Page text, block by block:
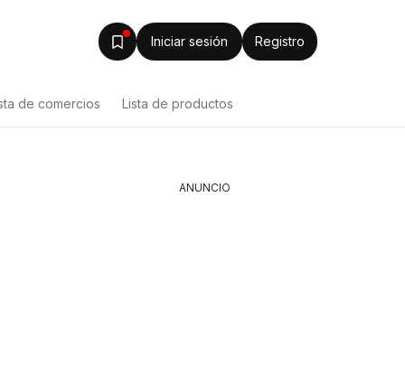
Iniciar sesión Registro
de comercios Lista de productos
ANUNCIO